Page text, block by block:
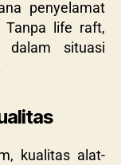
penyelamat
life raft,
dalam situasi
kualitas alat-